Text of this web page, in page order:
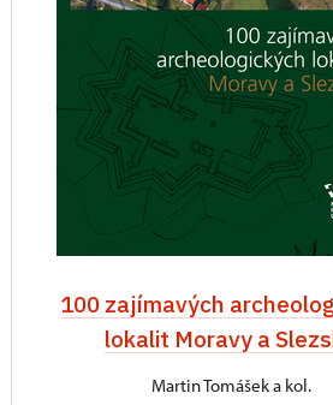
100 zajímavých
lokalit Moravy a
Martin Tomášek a kol.